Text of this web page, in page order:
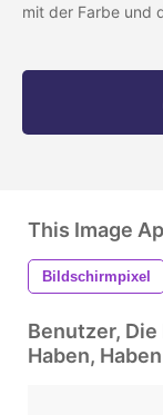
mit der Farbe und
This Image
Bildschirmpixel
Benutzer,
Haben,